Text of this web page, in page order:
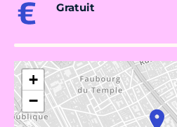
Gratuit
+
−